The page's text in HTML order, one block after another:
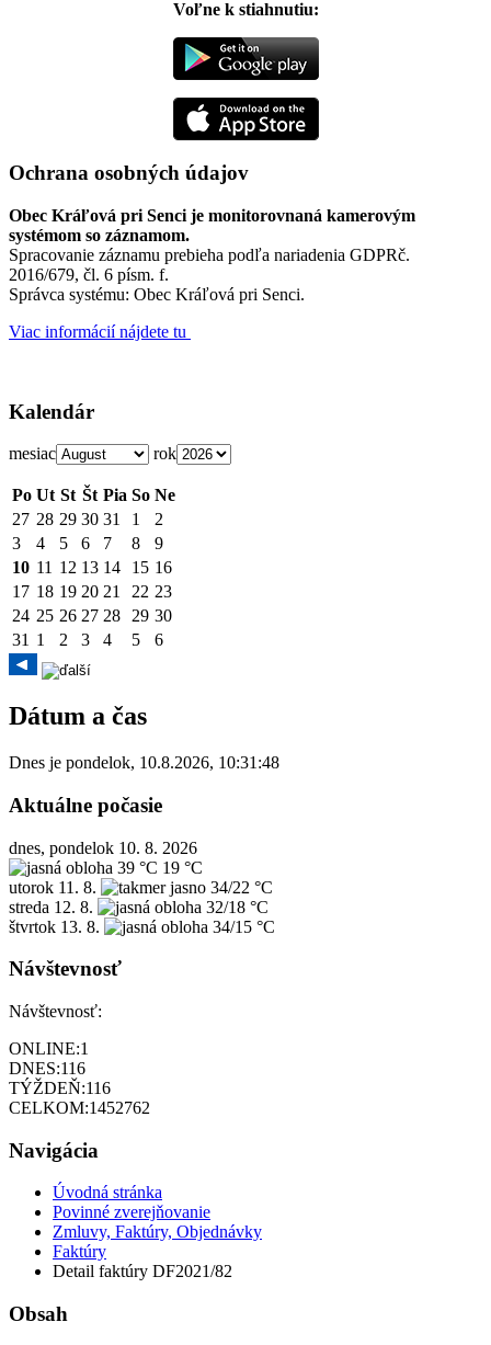
Voľne k stiahnutiu:
Ochrana osobných údajov
Obec Kráľová pri Senci je monitorovnaná kamerovým
systémom so záznamom.
Spracovanie záznamu prebieha podľa nariadenia GDPRč.
2016/679, čl. 6 písm. f.
Správca systému: Obec Kráľová pri Senci.
Viac informácií nájdete tu
Kalendár
mesiac rok
Po Ut St Št Pia So Ne
27 28 29 30 31 1
2
3
4 5 6 7 8
9
10 11 12 13 14 15 16
17 18 19 20 21 22 23
24 25 26 27 28 29 30
31 1 2 3 4 5 6
Dátum a čas
Dnes je pondelok, 10.8.2026, 10:31:48
Aktuálne počasie
dnes, pondelok 10. 8. 2026
39 °C 19 °C
utorok 11. 8.
34/22 °C
streda 12. 8.
32/18 °C
štvrtok 13. 8. 34/15 °C
Návštevnosť
Návštevnosť:
ONLINE:1
DNES:116
TÝŽDEŇ:116
CELKOM:1452762
Navigácia
Úvodná stránka
Povinné zverejňovanie
Zmluvy, Faktúry, Objednávky
Faktúry
Detail faktúry DF2021/82
Obsah